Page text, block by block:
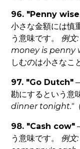
96. "Penny
小さな金額には慎
う意味です。 例
money is penny
しむのは小さなこ
97. "Go Dutch"
勘にするという意
dinner tonight."
98. "Cash cow"
う意味です。 例